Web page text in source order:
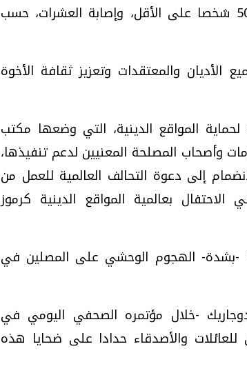
وأوضح موراتينوس أن الهجوم أسفر عن مقتل 50 شخصا على الأقل، وإصابة العشرات، حسب
الأديان والمعتقدات وتعزيز ثقافة الأخوة
المواقع الدينية، التي وضعها مكتب
وأصحاب المصلحة المعنيين لدعم تنفيذها،
إلى دعوة التحالف العالمية للعمل من
بعالمية المواقع الدينية كرموز
-بشدة- الهجوم الوحشي على المصلين في
-خلال مؤتمره الصحفي اليومي في
للعائلات والأصدقاء حدادا على ضحايا هذه